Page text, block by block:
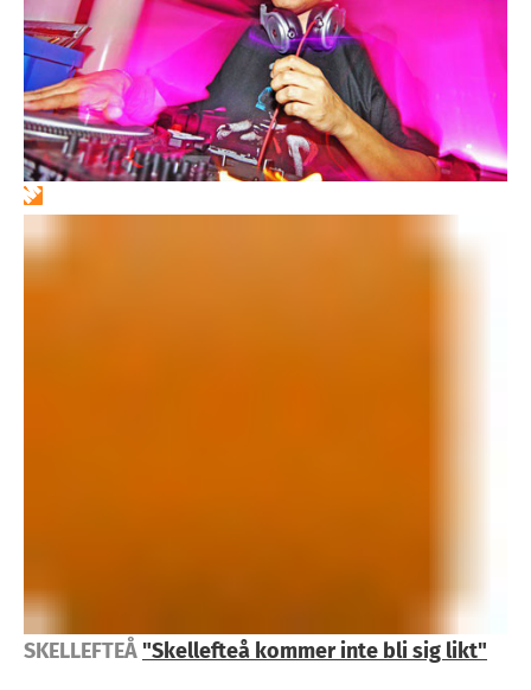
SKELLEFTEÅ "Skellefteå kommer inte bli sig likt"